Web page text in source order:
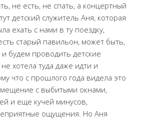
не есть, не спать, а концертный
детский служитель Аня, которая
ехать с нами в ту поездку,
старый павильон, может быть,
будем проводить детские
хотела туда даже идти и
что с прошлого года видела это
с выбитыми окнами,
и еще кучей минусов,
ощущения. Но Аня